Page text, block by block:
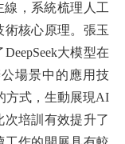
線，系統梳理人工
核心原理。張玉
大模型在
場景中的應用技
方式，生動展現AI
培訓有效提升了